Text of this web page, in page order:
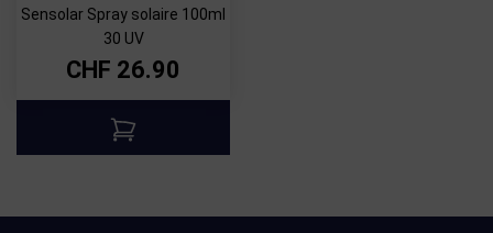
Sensolar Spray solaire 100ml
30 UV
CHF 26.90